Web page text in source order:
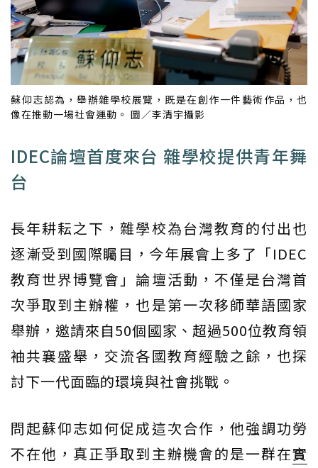
蘇仰志認為，舉辦雜學校展覽，既是在創作一件藝術作品，也
像在推動一場社會運動。 圖／李清宇攝影
IDEC論壇首度來台 雜學校提供青年舞
台
長年耕耘之下，雜學校為台灣教育的付出也
逐漸受到國際矚目，今年展會上多了「IDEC
教育世界博覽會」論壇活動，不僅是台灣首
次爭取到主辦權，也是第一次移師華語國家
舉辦，邀請來自50個國家、超過500位教育領
袖共襄盛舉，交流各國教育經驗之餘，也探
討下一代面臨的環境與社會挑戰。
問起蘇仰志如何促成這次合作，他強調功勞
不在他，真正爭取到主辦機會的是一群在實